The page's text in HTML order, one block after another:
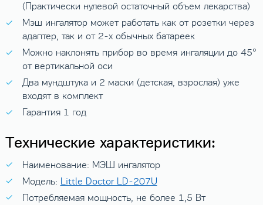
(Практически нулевой остаточный объем лекарства)
Мэш ингалятор может работать как от розетки через
адаптер, так и от 2-х обычных батареек
Можно наклонять прибор во время ингаляции до 45°
от вертикальной оси
Два мундштука и 2 маски (детская, взрослая) уже
входят в комплект
Гарантия 1 год
Технические характеристики:
Наименование: МЭШ ингалятор
Модель: Little Doctor LD-207U
Потребляемая мощность, не более 1,5 Вт